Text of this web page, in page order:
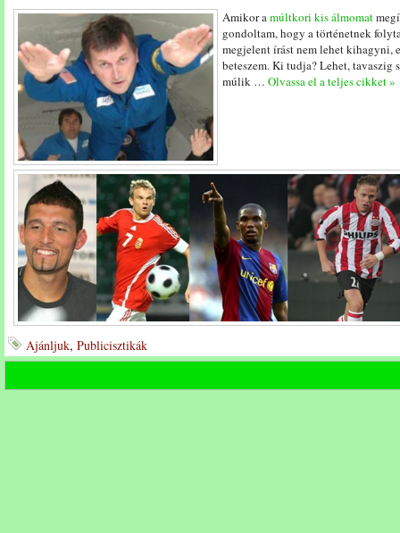
Amikor amúltkori kis álmomat
gondoltam, hogy a történetnek
megjelent írást nem lehet kihagyni,
beteszem. Ki tudja? Lehet, tavaszig
múlik … Olvassa el a teljes cikket »
Ajánljuk, Publicisztikák